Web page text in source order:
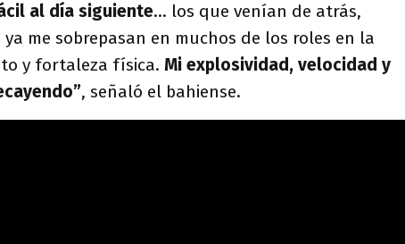
al día siguiente… los que venían de atrás,
ya me sobrepasan en muchos de los roles en la
y fortaleza física. Mi explosividad, velocidad y
, señaló el bahiense.